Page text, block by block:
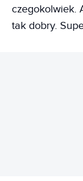
czegokolwiek.
tak dobry.